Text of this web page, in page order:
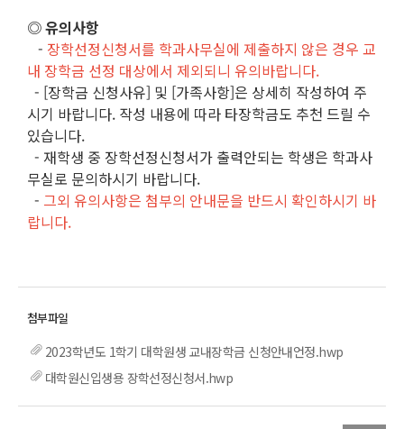
◎ 유의사항
- 장학선정신청서를 학과사무실에 제출하지 않은 경우 교
내 장학금 선정 대상에서 제외되니 유의바랍니다.
- [장학금 신청사유] 및 [가족사항]은 상세히 작성하여 주
시기 바랍니다. 작성 내용에 따라 타장학금도 추천 드릴 수
있습니다.
- 재학생 중 장학선정신청서가 출력안되는 학생은 학과사
무실로 문의하시기 바랍니다.
- 그외 유의사항은 첨부의 안내문을 반드시 확인하시기 바
랍니다.
2023학년도 1학기 대학원생 교내장학금 신청안내언정.hwp
대학원신입생용 장학선정신청서.hwp